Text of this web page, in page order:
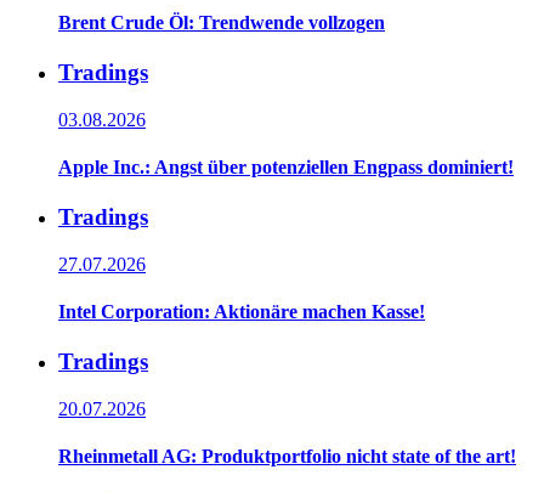
Brent Crude Öl: Trendwende vollzogen
Tradings
03.08.2026
Apple Inc.: Angst über potenziellen Engpass dominiert!
Tradings
27.07.2026
Intel Corporation: Aktionäre machen Kasse!
Tradings
20.07.2026
Rheinmetall AG: Produktportfolio nicht state of the art!